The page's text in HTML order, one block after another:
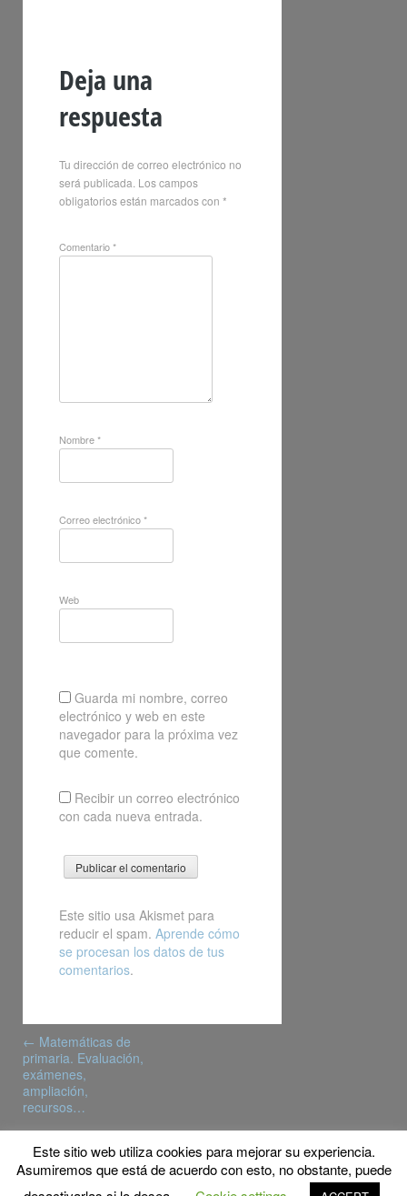
Deja una
respuesta
Tu dirección de correo electrónico no
será publicada. Los campos
obligatorios están marcados con *
Comentario*
Nombre*
Correo electrónico*
Web
Guarda mi nombre, correo
electrónico y web en este
navegador para la próxima vez
que comente.
Recibir un correo electrónico
con cada nueva entrada.
Este sitio usa Akismet para
reducir el spam. Aprende cómo
se procesan los datos de tus
comentarios.
navigation
← Matemáticas de
primaria. Evaluación,
exámenes,
ampliación,
recursos…
© Copyright 2017 MyFPschool
Proudly powered by WordPress
Theme: Gridster by
Este sitio web utiliza cookies para mejorar su experiencia.
Asumiremos que está de acuerdo con esto, no obstante, puede